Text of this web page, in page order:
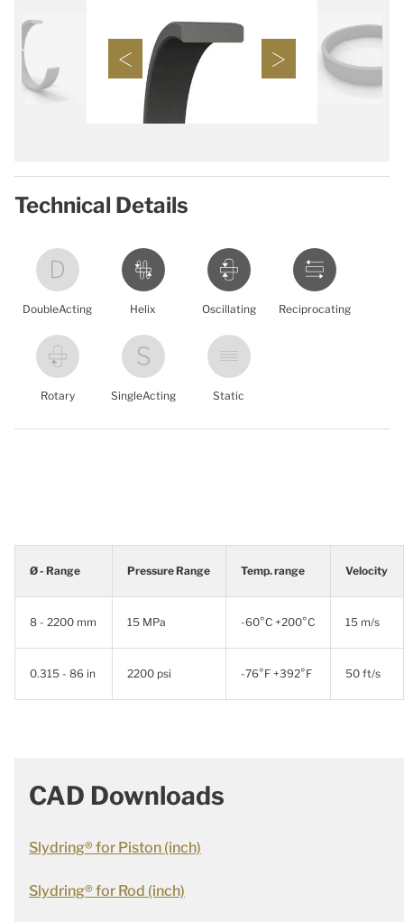
Technical Details
DoubleActing Helix Oscillating Reciprocating
Rotary SingleActing Static
Ø - Range Pressure Range Temp. range Velocity
8 - 2200 mm 15 MPa -60°C +200°C 15 m/s
0.315 - 86 in 2200 psi -76°F +392°F 50 ft/s
CAD Downloads
Slydring® for Piston (inch)
Slydring® for Rod (inch)